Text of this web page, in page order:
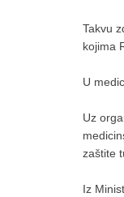
Takvu
kojima
U
Uz
zaštite
Iz